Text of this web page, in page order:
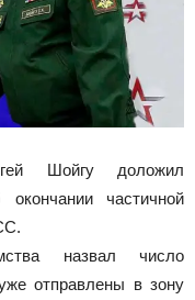
Шойгу доложил
частичной
назвал число
отправлены в зону